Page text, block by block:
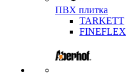
ПВХ плитка
TARKETT
FINEFLEX